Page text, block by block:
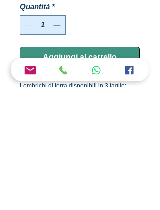
Quantità *
Aggiungi al carrello
Lombrichi di terra disponibili in 3 taglie: